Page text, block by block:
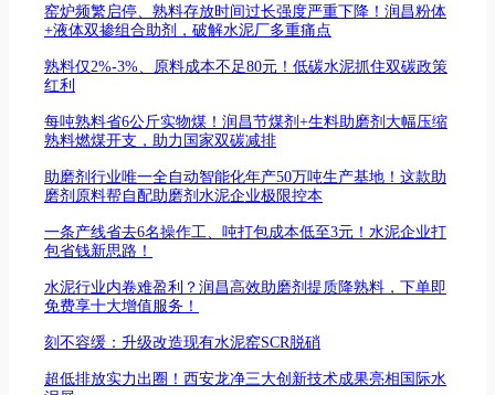
窑炉频繁启停、熟料存放时间过长强度严重下降！润昌粉体
+液体双掺组合助剂，破解水泥厂多重痛点
熟料仅2%-3%、原料成本不足80元！低碳水泥抓住双碳政策
红利
每吨熟料省6公斤实物煤！润昌节煤剂+生料助磨剂大幅压缩
熟料燃煤开支，助力国家双碳减排
助磨剂行业唯一全自动智能化年产50万吨生产基地！这款助
磨剂原料帮自配助磨剂水泥企业极限控本
一条产线省去6名操作工、吨打包成本低至3元！水泥企业打
包省钱新思路！
水泥行业内卷难盈利？润昌高效助磨剂提质降熟料，下单即
免费享十大增值服务！
刻不容缓：升级改造现有水泥窑SCR脱硝
超低排放实力出圈！西安龙净三大创新技术成果亮相国际水